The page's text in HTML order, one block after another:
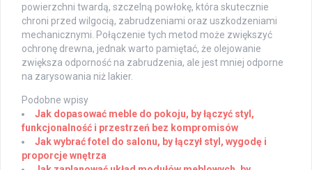
powierzchni twardą, szczelną powłokę, która skutecznie
chroni przed wilgocią, zabrudzeniami oraz uszkodzeniami
mechanicznymi. Połączenie tych metod może zwiększyć
ochronę drewna, jednak warto pamiętać, że olejowanie
zwiększa odporność na zabrudzenia, ale jest mniej odporne
na zarysowania niż lakier.
Podobne wpisy
Jak dopasować meble do pokoju, by łączyć styl,
funkcjonalność i przestrzeń bez kompromisów
Jak wybrać fotel do salonu, by łączył styl, wygodę i
proporcje wnętrza